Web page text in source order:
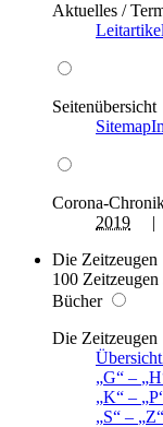
Aktuelles /
Seitenübersicht
Sitemap
Corona-
2019
Die Zeitzeugen
100
Bücher
Die Zeitzeugen
Übersicht
G
– H
K
– P
S
–
Z